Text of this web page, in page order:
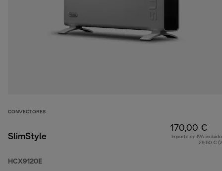
CONVECTORES
SlimStyle
HCX9120E
170,00 €
Importe de IVA
29,50 €